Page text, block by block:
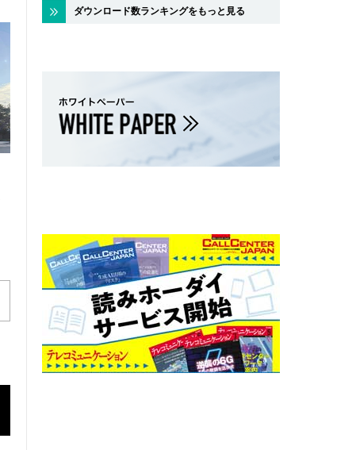
ダウンロード数ランキングをもっと見る